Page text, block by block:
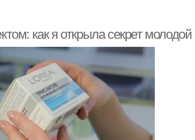
как я открыла секрет молодой